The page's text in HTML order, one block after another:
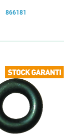
866181